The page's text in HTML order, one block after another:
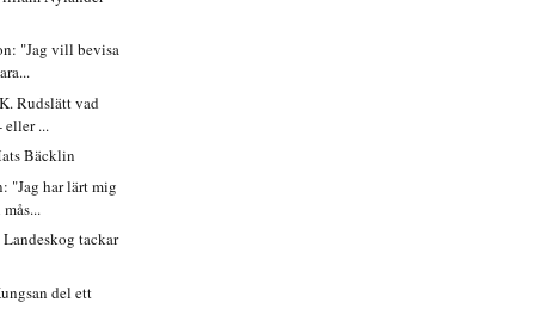
"Jag vill bevisa
Rudslätt vad
eller ...
Bäcklin
"Jag har lärt mig
Landeskog tackar
del ett